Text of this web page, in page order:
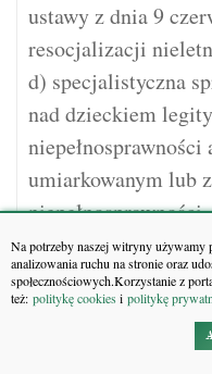
Na potrzeby naszej witryny używamy
analizowania ruchu na stronie oraz
społecznościowych.Korzystanie z
też: politykę cookiesi politykę
ustawy z dnia 9
resocjalizacji
d) specjalistyczna
nad dzieckiem
umiarkowanym lub
niepełnosprawności,
e) pełniąca funkcję
18) informacje, czy
gotowość do:
a) pełnienia funkcji